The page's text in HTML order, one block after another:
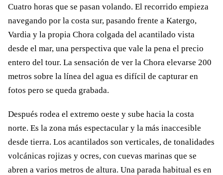
Cuatro horas que se pasan volando. El recorrido empieza
navegando por la costa sur, pasando frente a Katergo,
Vardia y la propia Chora colgada del acantilado vista
desde el mar, una perspectiva que vale la pena el precio
entero del tour. La sensación de ver la Chora elevarse 200
metros sobre la línea del agua es difícil de capturar en
fotos pero se queda grabada.
Después rodea el extremo oeste y sube hacia la costa
norte. Es la zona más espectacular y la más inaccesible
desde tierra. Los acantilados son verticales, de tonalidades
volcánicas rojizas y ocres, con cuevas marinas que se
abren a varios metros de altura. Una parada habitual es en